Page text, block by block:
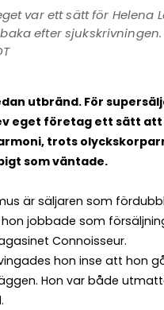
var ett sätt för Helena
efter sjukskrivningen.
utbränd. För
eget företag ett sätt
trots
som väntade.
är säljaren som
jobbade som
Connoisseur.
hon inse att hon
Hon var både